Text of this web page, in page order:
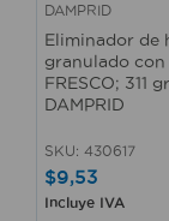
DAMPRID
Eliminador de
granulado con
FRESCO; 311
DAMPRID
SKU: 430617
$9,53
Incluye IVA